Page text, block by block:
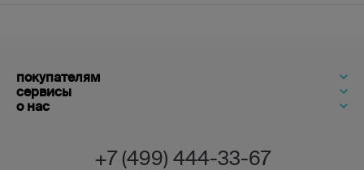
покупателям
сервисы
о нас
+7 (499) 444-33-67